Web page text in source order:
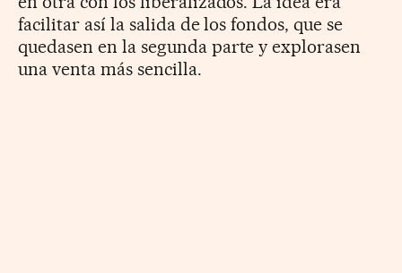
facilitar así la salida de los fondos, que se
quedasen en la segunda parte y explorasen
una venta más sencilla.